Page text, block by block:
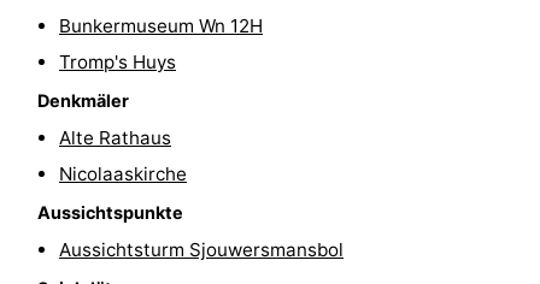
Fähre
Inselhüpfen
Reisebuchshop
Adressen
Region
Friesland
Bunkermuseum Wn 12H
Tromp's Huys
Denkmäler
Alte Rathaus
Nicolaaskirche
Aussichtspunkte
Aussichtsturm Sjouwersmansbol